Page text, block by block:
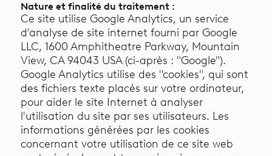
Nature et finalité du traitement :
Ce site utilise Google Analytics, un service
d'analyse de site internet fourni par Google
LLC, 1600 Amphitheatre Parkway, Mountain
View, CA 94043 USA (ci-après : "Google").
Google Analytics utilise des "cookies", qui sont
des fichiers texte placés sur votre ordinateur,
pour aider le site Internet à analyser
l'utilisation du site par ses utilisateurs. Les
informations générées par les cookies
concernant votre utilisation de ce site web